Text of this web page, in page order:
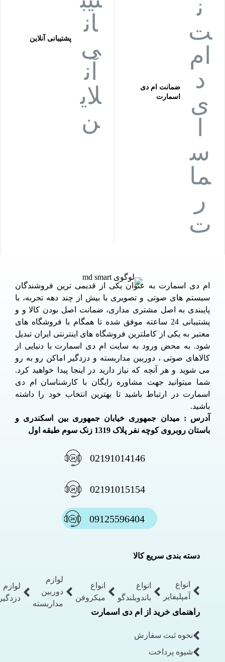
ضمانت ام دی
اسمارت
پشتیبانی آنلاین
ام دی اسمارت به عنوان یکی از قدیمی ترین فروشندگان
سیستم های صوتی و تصویری با بیش از چند دهه تجربه، با
پایبندی به اصل مشتری مداری، ضمانت اصل بودن کالا و و
پشتیبانی 24 ساعته موفق شده تا همگام با فروشگاه های
معتبر به یکی از کاملترین فروشگاه های اینترنتی ایران تبدیل
شود. به محض ورود به سایت ام دی اسمارت با دنیایی از
کالاهای صوتی ، دوربین مداربسته و دزدگیر اماکن رو به رو
می شوید و هر آنچه که نیاز دارید در اینجا پیدا خواهید کرد.
شما میتوانید جهت مشاوره رایگان با کارشناسان ام دی
اسمارت در ارتباط باشید تا بهترین انتخاب خود را داشته
باشید.
آدرس : میدان جمهوری خیابان جمهوری بین اسکندری و
باستان روبروی کوچه نفر پلاک 1319 زنک سوم طبقه اول
02191014146
02191015154
09125596404
دسته بندی سریع کالا
انواع
آمپلیفایر
انواع
باندوبلندگو
انواع
میکروفن
لوازم
دوربین
مداربسته
لوازم
دزدگیر
راهنمای خرید از ام دی اسمارت
نحوه ثبت سفارش
شیوه پرداخت